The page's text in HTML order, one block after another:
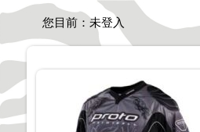
您目前： 未登入